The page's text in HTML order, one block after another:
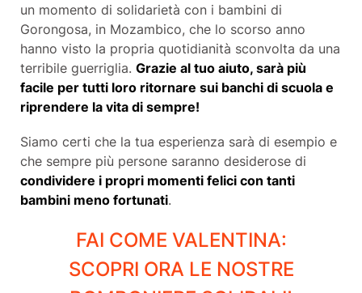
un momento di solidarietà con i bambini di
Gorongosa, in Mozambico, che lo scorso anno
hanno visto la propria quotidianità sconvolta da una
terribile guerriglia. Grazie al tuo aiuto, sarà più
facile per tutti loro ritornare sui banchi di scuola e
riprendere la vita di sempre!
Siamo certi che la tua esperienza sarà di esempio e
che sempre più persone saranno desiderose di
condividere i propri momenti felici con tanti
bambini meno fortunati.
FAI COME VALENTINA:
SCOPRI ORA LE NOSTRE